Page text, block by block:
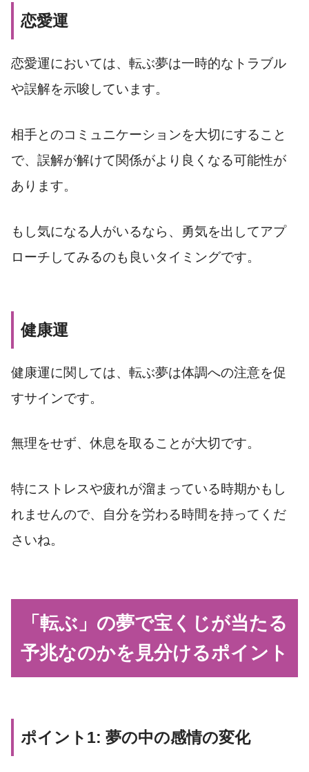
恋愛運
恋愛運においては、転ぶ夢は一時的なトラブル
や誤解を示唆しています。
相手とのコミュニケーションを大切にすること
で、誤解が解けて関係がより良くなる可能性が
あります。
もし気になる人がいるなら、勇気を出してアプ
ローチしてみるのも良いタイミングです。
健康運
健康運に関しては、転ぶ夢は体調への注意を促
すサインです。
無理をせず、休息を取ることが大切です。
特にストレスや疲れが溜まっている時期かもし
れませんので、自分を労わる時間を持ってくだ
さいね。
「転ぶ」の夢で宝くじが当たる
予兆なのかを見分けるポイント
ポイント1: 夢の中の感情の変化